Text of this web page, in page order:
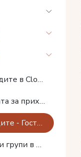
Отчитане на приходите в Clock PMS
Как работи системата за приходи на Clock
Версии на дневниците - Гости, Компании, Депозити
Справки за хотелски групи в Clock PMS